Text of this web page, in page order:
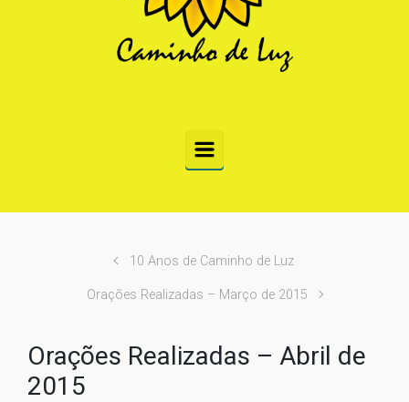
10 Anos de Caminho de Luz
Orações Realizadas – Março de 2015
Orações Realizadas – Abril de
2015